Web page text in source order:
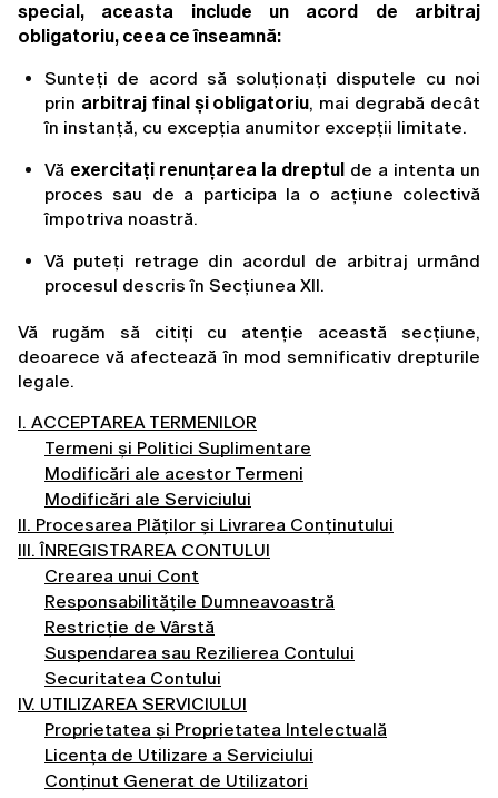
special, aceasta include un acord de arbitraj
obligatoriu, ceea ce înseamnă:
Sunteți de acord să soluționați disputele cu noi
prin arbitraj final și obligatoriu, mai degrabă decât
în instanță, cu excepția anumitor excepții limitate.
Vă exercitați renunțarea la dreptul de a intenta un
proces sau de a participa la o acțiune colectivă
împotriva noastră.
Vă puteți retrage din acordul de arbitraj urmând
procesul descris în Secțiunea XII.
Vă rugăm să citiți cu atenție această secțiune,
deoarece vă afectează în mod semnificativ drepturile
legale.
I. ACCEPTAREA TERMENILOR
Termeni și Politici Suplimentare
Modificări ale acestor Termeni
Modificări ale Serviciului
II. Procesarea Plăților și Livrarea Conținutului
III. ÎNREGISTRAREA CONTULUI
Crearea unui Cont
Responsabilitățile Dumneavoastră
Restricție de Vârstă
Suspendarea sau Rezilierea Contului
Securitatea Contului
IV. UTILIZAREA SERVICIULUI
Proprietatea și Proprietatea Intelectuală
Licența de Utilizare a Serviciului
Conținut Generat de Utilizatori